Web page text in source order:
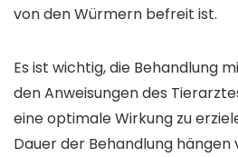
von den Würmern befreit ist.
Es ist wichtig, die Behandlung
den Anweisungen des
eine optimale Wirkung zu
Dauer der Behandlung